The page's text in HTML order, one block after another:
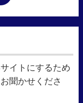
イトにするため
聞かせくださ